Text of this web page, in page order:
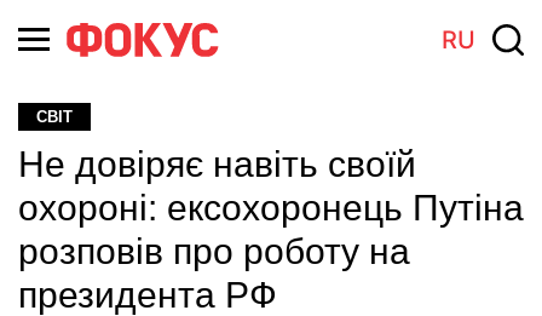
RU
СВІТ
Не довіряє навіть своїй
охороні: ексохоронець Путіна
розповів про роботу на
президента РФ